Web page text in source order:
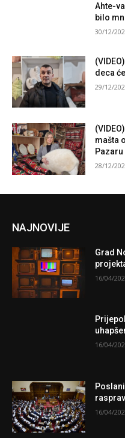
Ahte-
bilo
30/12/
deca
29/12/
mašta
Pazaru
28/12/
NAJNOVIJE
Grad
16/04/
16/04/
16/04/